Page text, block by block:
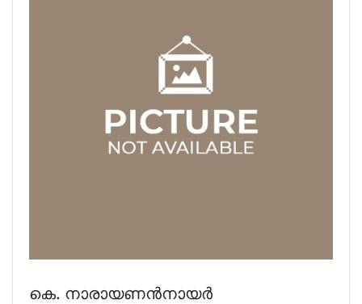
കെ. നാരായണന്‍നായര്‍